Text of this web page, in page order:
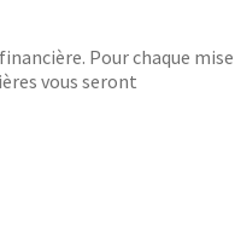
Pour chaque mise
vous seront